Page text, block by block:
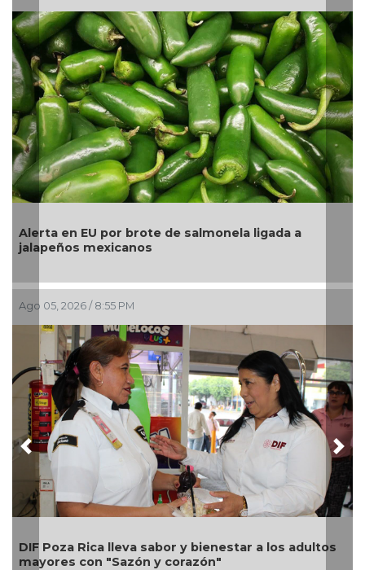
a
los adultos
La UNAM analiza sanción de hasta 20
pesos a Territorium Life
Ago 05, 2026 / 2:23 PM
Una silla de ruedas, un nuevo apoyo para
Alondra: Pedro Miguel y Sonia Marie
Previous